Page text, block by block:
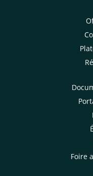
Foire